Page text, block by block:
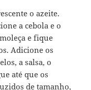
o azeite.
a cebola e o
e fique
Adicione os
a salsa, o
até que os
de tamanho,